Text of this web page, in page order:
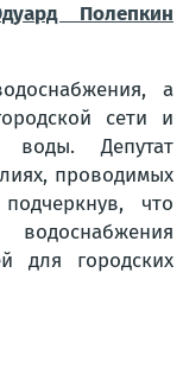
Полепкин
а
сети и
воды. Депутат
проводимых
что
для городских